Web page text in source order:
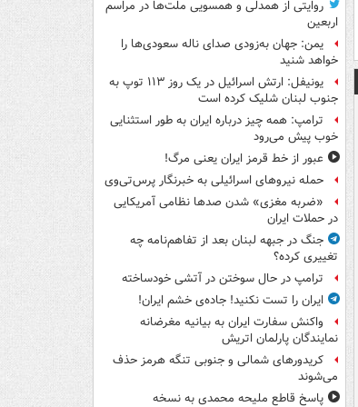
روایتی از همدلی و همسویی ملت‌ها در مراسم
اربعین
یمن: جهان به‌زودی صدای ناله سعودی‌ها را
خواهد شنید
یونیفل: ارتش اسرائیل در یک روز ۱۱۳ توپ به
جنوب لبنان شلیک کرده است
ترامپ: همه چیز درباره ایران به طور استثنایی
خوب پیش می‌رود
عبور از خط قرمز ایران یعنی مرگ!
حمله نیروهای اسرائیلی به خبرنگار پرس‌تی‌وی
«ضربه مغزی» شدن صدها نظامی آمریکایی
در حملات ایران
جنگ در جبهه لبنان بعد از تفاهم‌نامه چه
تغییری کرده؟
ترامپ در حال سوختن در آتشی خودساخته
ایران را تست نکنید! جاده‌ی خشم ایران!
واکنش سفارت ایران به بیانیه مغرضانه
نمایندگان پارلمان اتریش
کریدورهای شمالی و جنوبی تنگه هرمز حذف
می‌شوند
پاسخ قاطع ملیحه محمدی به نسخه